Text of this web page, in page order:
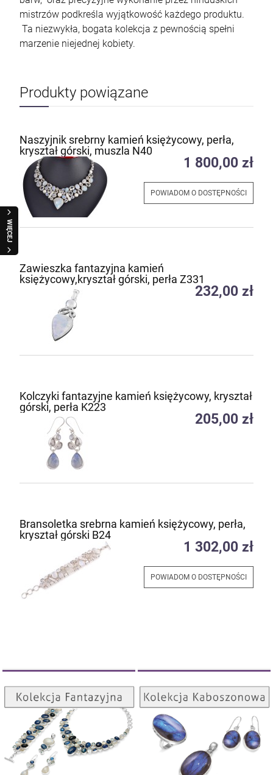
WIĘCEJ
mistrzów podkreśla wyjątkowość każdego produktu.
Ta niezwykła, bogata kolekcja z pewnością spełni
marzenie niejednej kobiety.
Produkty powiązane
Naszyjnik srebrny kamień księżycowy, perła,
kryształ górski, muszla N40
1 800,00 zł
POWIADOM O DOSTĘPNOŚCI
Zawieszka fantazyjna kamień
księżycowy,kryształ górski, perła Z331
232,00 zł
Kolczyki fantazyjne kamień księżycowy, kryształ
górski, perła K223
205,00 zł
Bransoletka srebrna kamień księżycowy, perła,
kryształ górski B24
1 302,00 zł
POWIADOM O DOSTĘPNOŚCI
Kolekcja Fantazyjna
ZOBACZ
Kolekcja Kaboszonowa
ZOBACZ